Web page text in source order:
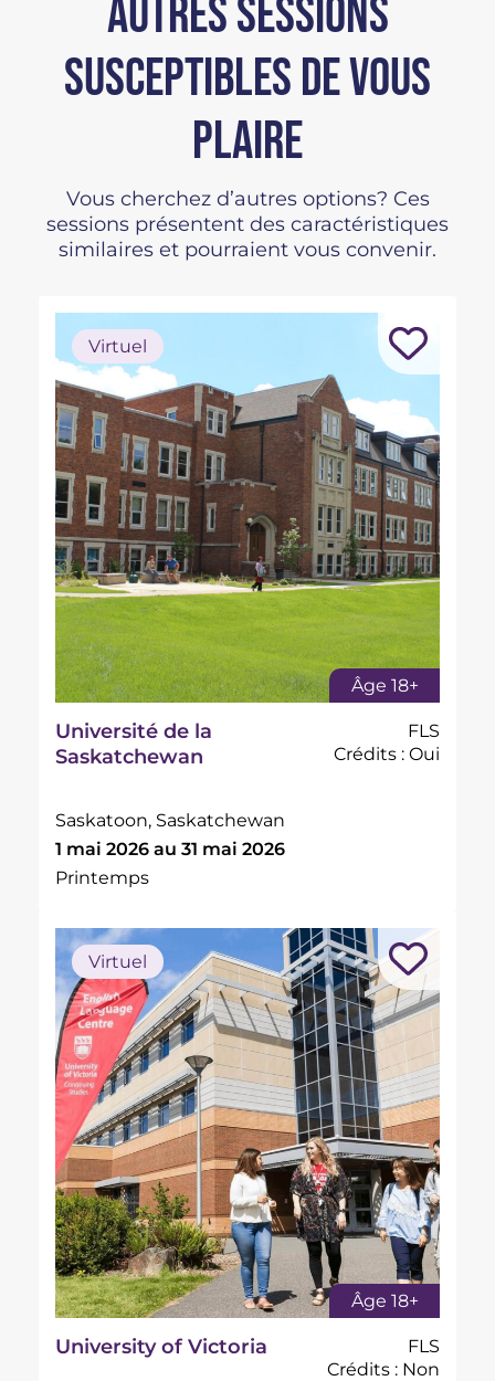
AUTRES SESSIONS
SUSCEPTIBLES DE VOUS
PLAIRE
Vous cherchez d’autres options? Ces
sessions présentent des caractéristiques
similaires et pourraient vous convenir.
Âge 18+
Virtuel
Université de la
Saskatchewan
FLS
Crédits : Oui
Saskatoon, Saskatchewan
1 mai 2026 au 31 mai 2026
Printemps
Âge 18+
Virtuel
University of Victoria
FLS
Crédits : Non